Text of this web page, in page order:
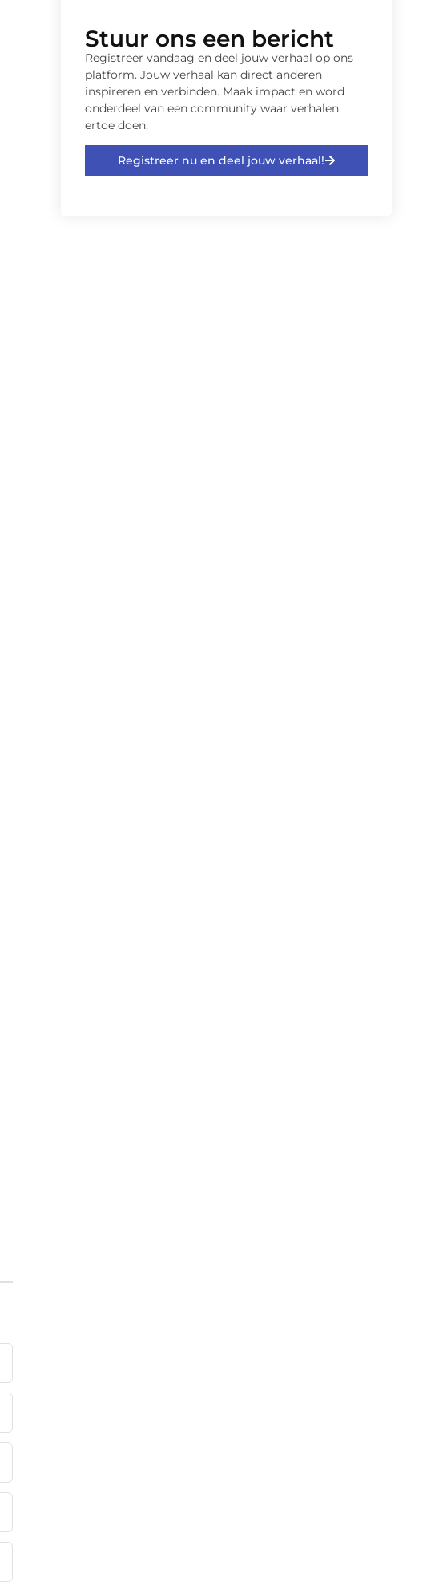
Stuur ons een bericht
Registreer vandaag en deel jouw verhaal op ons
platform. Jouw verhaal kan direct anderen
inspireren en verbinden. Maak impact en word
onderdeel van een community waar verhalen
ertoe doen.
Registreer nu en deel jouw verhaal!